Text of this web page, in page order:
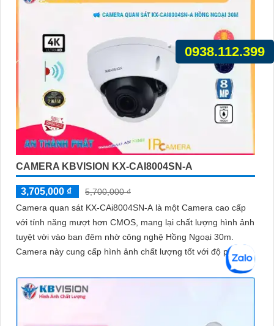
CAMERA KBVISION KX-CAI8004SN-A
3,705,000 ₫
5,700,000 ₫
Camera quan sát KX-CAi8004SN-A là một Camera cao cấp
với tính năng mượt hơn CMOS, mang lại chất lượng hình ảnh
tuyệt vời vào ban đêm nhờ công nghệ Hồng Ngoại 30m.
Camera này cung cấp hình ảnh chất lượng tốt với độ phân
0938.112.399